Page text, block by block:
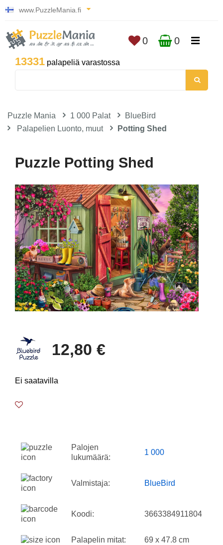
www.PuzzleMania.fi
13331 palapeliä varastossa
0 0
Puzzle Mania 1 000 Palat
BlueBird
Palapelien Luonto, muut
Potting Shed
Puzzle Potting Shed
12,80 €
Ei saatavilla
Palojen
lukumäärä:
1 000
Valmistaja: BlueBird
Koodi: 3663384911804
Palapelin mitat: 69 x 47.8 cm